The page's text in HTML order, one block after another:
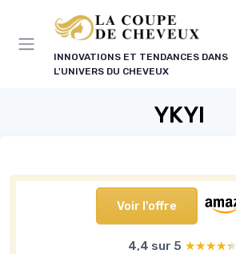
INNOVATIONS ET TENDANCES DANS
L'UNIVERS DU CHEVEUX
YKYI
Voir l'offre
4,4 sur 5 ★★★★★
★★★★★